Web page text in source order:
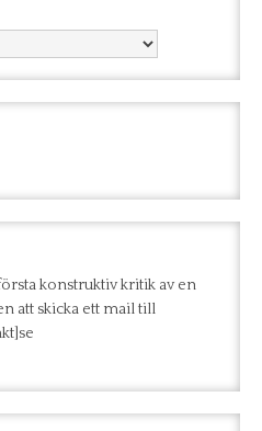
konstruktiv kritik av en
att skicka ett mail till